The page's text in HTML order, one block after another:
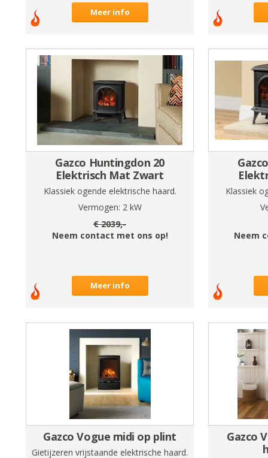
Meer info
Gazco Huntingdon 20
Elektrisch Mat Zwart
Klassiek ogende elektrische haard.
Vermogen: 2kW
€2039,-
Neem contact met ons op!
Meer info
Klassiek
Neem
Gazco Vogue midi op plint
Gietijzeren vrijstaande elektrische haard.
Gazco